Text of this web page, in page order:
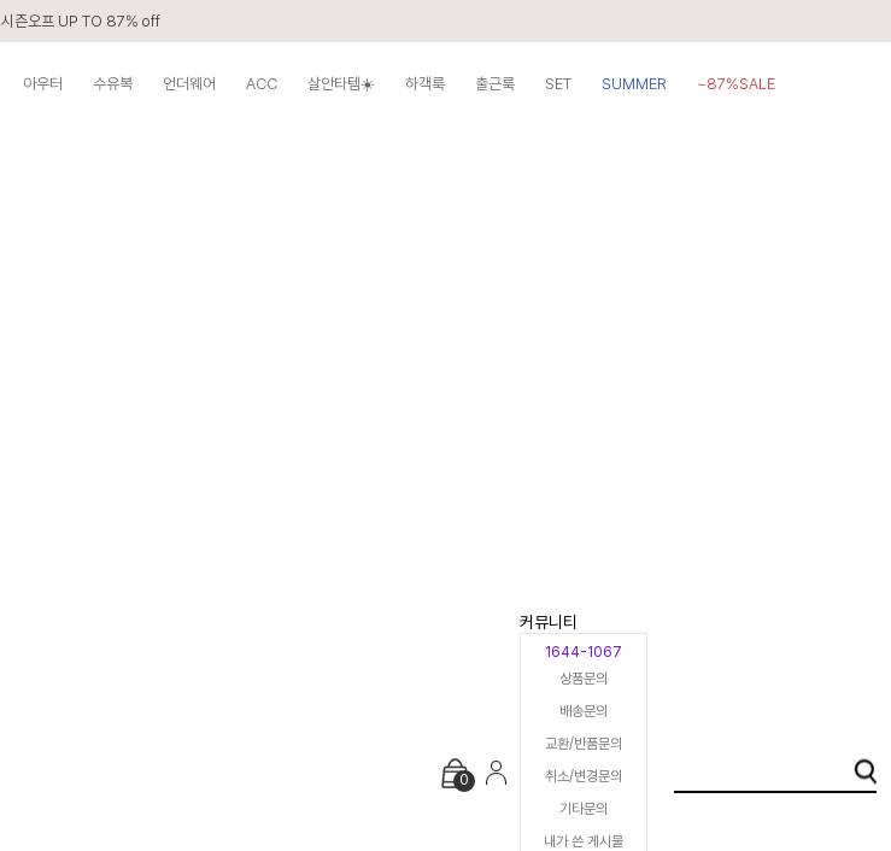
시즌오프 UP TO 87% off
아우터 수유복 언더웨어 ACC 살안타템☀️ 하객룩 출근룩 SET SUMMER
~87%SALE
0
커뮤니티
1644-1067
상품문의
배송문의
교환/반품문의
취소/변경문의
기타문의
내가 쓴 게시물